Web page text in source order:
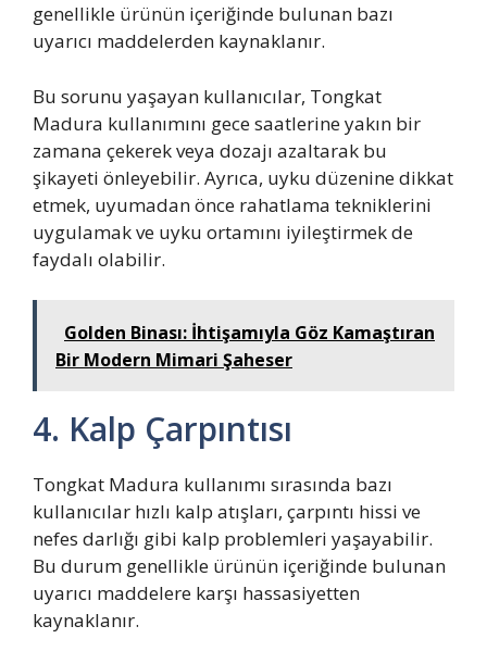
genellikle ürünün içeriğinde bulunan bazı
uyarıcı maddelerden kaynaklanır.
Bu sorunu yaşayan kullanıcılar, Tongkat
Madura kullanımını gece saatlerine yakın bir
zamana çekerek veya dozajı azaltarak bu
şikayeti önleyebilir. Ayrıca, uyku düzenine dikkat
etmek, uyumadan önce rahatlama tekniklerini
uygulamak ve uyku ortamını iyileştirmek de
faydalı olabilir.
Golden Binası: İhtişamıyla Göz Kamaştıran
Bir Modern Mimari Şaheser
4. Kalp Çarpıntısı
Tongkat Madura kullanımı sırasında bazı
kullanıcılar hızlı kalp atışları, çarpıntı hissi ve
nefes darlığı gibi kalp problemleri yaşayabilir.
Bu durum genellikle ürünün içeriğinde bulunan
uyarıcı maddelere karşı hassasiyetten
kaynaklanır.